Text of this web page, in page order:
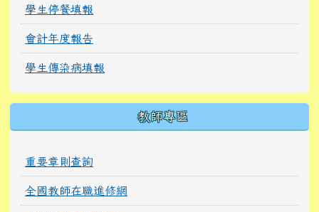
學生停餐填報
會計年度報告
學生傳染病填報
教師專區
重要章則查詢
全國教師在職進修網